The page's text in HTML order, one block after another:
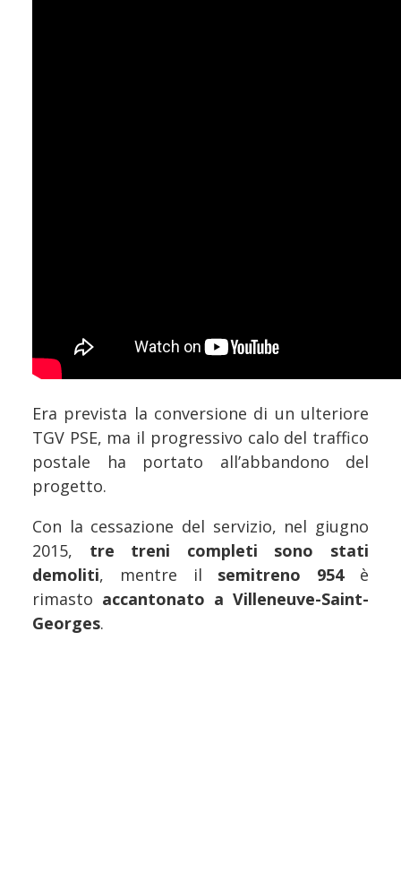
Era prevista la conversione di un ulteriore
TGV PSE, ma il progressivo calo del traffico
postale ha portato all’abbandono del
progetto.
Con la cessazione del servizio, nel giugno
2015, tre treni completi sono stati
demoliti, mentre il semitreno 954 è
rimasto accantonato a Villeneuve-Saint-
Georges.